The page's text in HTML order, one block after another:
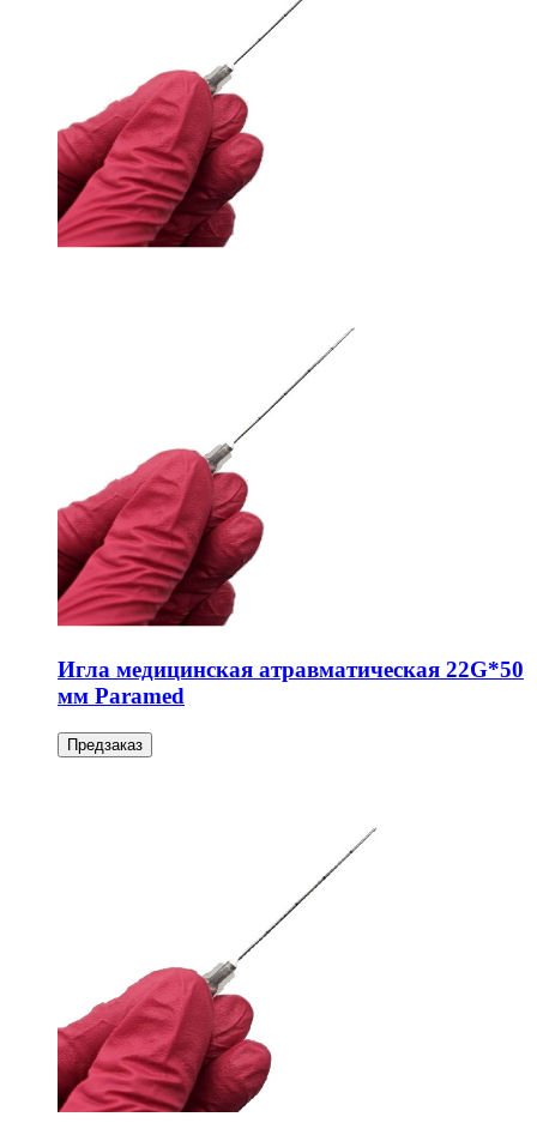
Игла медицинская атравматическая 22G*50
мм Paramed
Предзаказ